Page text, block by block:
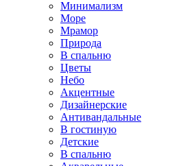
Минимализм
Море
Мрамор
Природа
В спальню
Цветы
Небо
Акцентные
Дизайнерские
Антивандальные
В гостиную
Детские
В спальню